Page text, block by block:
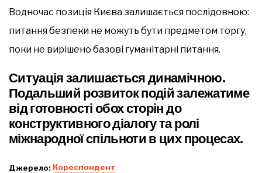
Водночас позиція Києва залишається послідовною:
питання безпеки не можуть бути предметом торгу,
поки не вирішено базові гуманітарні питання.
Ситуація залишається динамічною.
Подальший розвиток подій залежатиме
від готовності обох сторін до
конструктивного діалогу та ролі
міжнародної спільноти в цих процесах.
Джерело: Кореспондент